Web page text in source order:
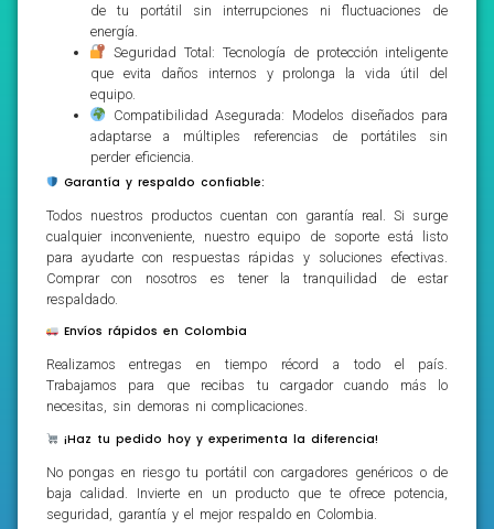
de tu portátil sin interrupciones ni fluctuaciones de
energía.
Seguridad Total: Tecnología de protección inteligente
que evita daños internos y prolonga la vida útil del
equipo.
Compatibilidad Asegurada: Modelos diseñados para
adaptarse a múltiples referencias de portátiles sin
perder eficiencia.
Garantía y respaldo confiable:
Todos nuestros productos cuentan con garantía real. Si surge
cualquier inconveniente, nuestro equipo de soporte está listo
para ayudarte con respuestas rápidas y soluciones efectivas.
Comprar con nosotros es tener la tranquilidad de estar
respaldado.
Envíos rápidos en Colombia
Realizamos entregas en tiempo récord a todo el país.
Trabajamos para que recibas tu cargador cuando más lo
necesitas, sin demoras ni complicaciones.
¡Haz tu pedido hoy y experimenta la diferencia!
No pongas en riesgo tu portátil con cargadores genéricos o de
baja calidad. Invierte en un producto que te ofrece potencia,
seguridad, garantía y el mejor respaldo en Colombia.